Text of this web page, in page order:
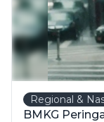
Regional &
BMKG